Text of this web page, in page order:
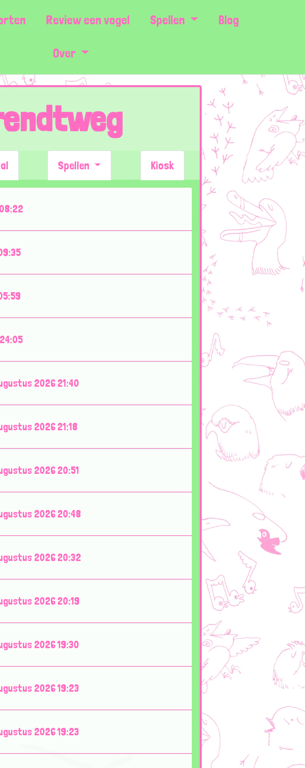
Review een vogel Spellen Blog
Over
Spellen Kiosk
2026 21:40
2026 21:18
2026 20:51
2026 20:48
2026 20:32
2026 20:19
2026 19:30
2026 19:23
2026 19:23